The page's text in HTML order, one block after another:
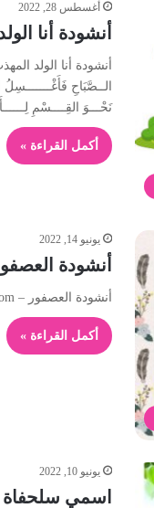
أغسطس 28, 2022
أنشودة أنا
أنشودة أنا الولد
الــصَّبَاحِ فَأَغْـــــــسِلُ
نَحْـــوَ القِــــسْمِ
أكمل القراءة »
يونيو 14, 2022
أنشودة
أنشودة العصفور – madrassatii.com
أكمل القراءة »
يونيو 10, 2022
اسمي سلحفاة